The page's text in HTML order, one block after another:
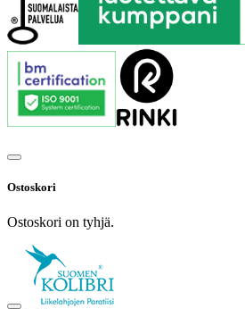
Ostoskori
Ostoskori on tyhjä.